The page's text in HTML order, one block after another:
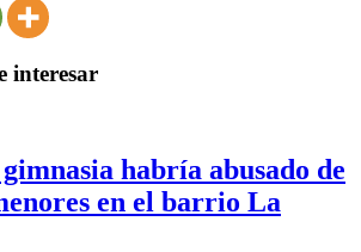
interesar
habría abusado de
en el barrio La